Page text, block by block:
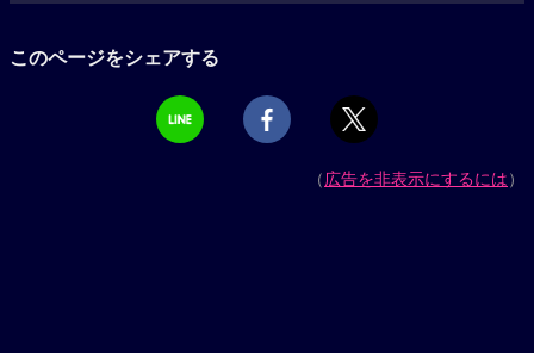
このページをシェアする
（広告を非表示にするには）